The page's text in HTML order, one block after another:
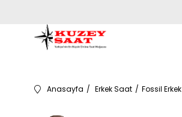
Anasayfa Erkek Saat Fossil Erkek